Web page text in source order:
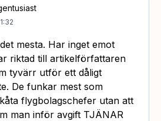
mesta. Har inget emot
riktad till artikelförfattaren
tyvärr utför ett dåligt
De funkar mest som
flygbolagschefer utan att
man inför avgift TJÄNAR